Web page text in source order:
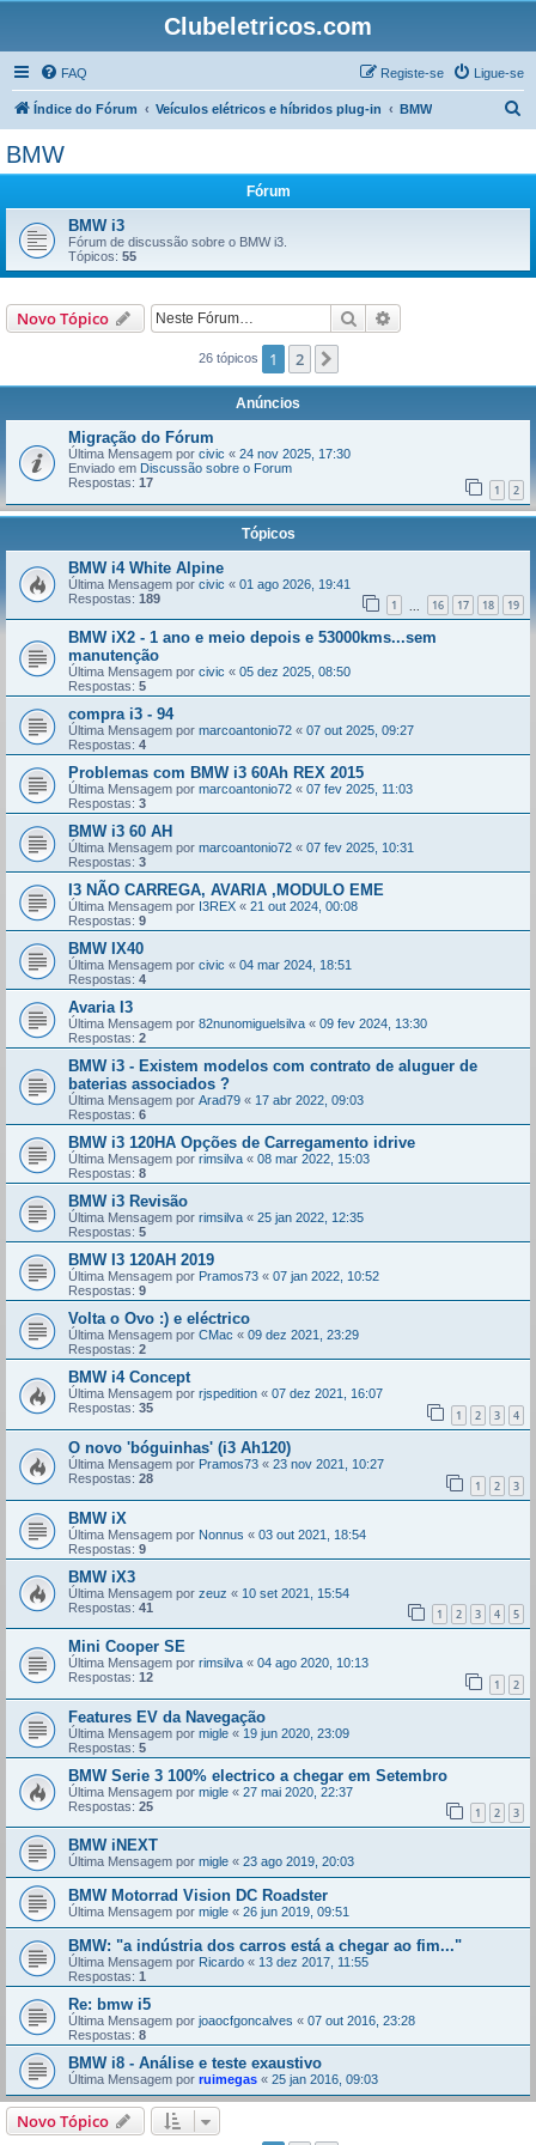
Clubeletricos.com
FAQ Ligue-se
Registe-se
Índice do Fórum Veículos elétricos e híbridos plug-in BMW
s
BMW
Fórum
BMW i3
Fórum de discussão sobre o BMW i3.
Tópicos: 55
Novo Tópico Pesquisar
26 tópicos 1 2
Anúncios
Migração do Fórum
Última Mensagem por civic « 24 nov 2025, 17:30
Enviado em Discussão sobre o Forum
Respostas: 17 1 2
Tópicos
BMW i4 White Alpine
Última Mensagem por civic « 01 ago 2026, 19:41
Respostas: 189 1 16 17 18 19
BMW iX2 - 1 ano e meio depois e 53000kms...sem
manutenção
Última Mensagem por civic « 05 dez 2025, 08:50
Respostas: 5
compra i3 - 94
Última Mensagem por marcoantonio72 « 07 out 2025, 09:27
Respostas: 4
Problemas com BMW i3 60Ah REX 2015
Última Mensagem por marcoantonio72 « 07 fev 2025, 11:03
Respostas: 3
BMW i3 60 AH
Última Mensagem por marcoantonio72 « 07 fev 2025, 10:31
Respostas: 3
I3 NÃO CARREGA, AVARIA ,MODULO EME
Última Mensagem por I3REX « 21 out 2024, 00:08
Respostas: 9
BMW IX40
Última Mensagem por civic « 04 mar 2024, 18:51
Respostas: 4
Avaria I3
Última Mensagem por 82nunomiguelsilva « 09 fev 2024, 13:30
Respostas: 2
BMW i3 - Existem modelos com contrato de aluguer de
baterias associados ?
Última Mensagem por Arad79 « 17 abr 2022, 09:03
Respostas: 6
BMW i3 120HA Opções de Carregamento idrive
Última Mensagem por rimsilva « 08 mar 2022, 15:03
Respostas: 8
BMW i3 Revisão
Última Mensagem por rimsilva « 25 jan 2022, 12:35
Respostas: 5
BMW I3 120AH 2019
Última Mensagem por Pramos73 « 07 jan 2022, 10:52
Respostas: 9
Volta o Ovo :) e eléctrico
Última Mensagem por CMac « 09 dez 2021, 23:29
Respostas: 2
BMW i4 Concept
Última Mensagem por rjspedition « 07 dez 2021, 16:07
Respostas: 35 1 2 3 4
O novo 'bóguinhas' (i3 Ah120)
Última Mensagem por Pramos73 « 23 nov 2021, 10:27
Respostas: 28 1 2 3
BMW iX
Última Mensagem por Nonnus « 03 out 2021, 18:54
Respostas: 9
BMW iX3
Última Mensagem por zeuz « 10 set 2021, 15:54
Respostas: 41 1 2 3 4 5
Mini Cooper SE
Última Mensagem por rimsilva « 04 ago 2020, 10:13
Respostas: 12 1 2
Features EV da Navegação
Última Mensagem por migle « 19 jun 2020, 23:09
Respostas: 5
BMW Serie 3 100% electrico a chegar em Setembro
Última Mensagem por migle « 27 mai 2020, 22:37
Respostas: 25 1 2 3
BMW iNEXT
Última Mensagem por migle « 23 ago 2019, 20:03
BMW Motorrad Vision DC Roadster
Última Mensagem por migle « 26 jun 2019, 09:51
BMW: "a indústria dos carros está a chegar ao fim..."
Última Mensagem por Ricardo « 13 dez 2017, 11:55
Respostas: 1
Re: bmw i5
Última Mensagem por joaocfgoncalves « 07 out 2016, 23:28
Respostas: 8
BMW i8 - Análise e teste exaustivo
Última Mensagem por ruimegas « 25 jan 2016, 09:03
Novo Tópico